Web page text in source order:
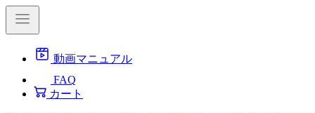
動画マニュアル
FAQ
カート